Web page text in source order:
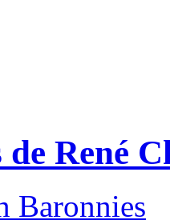
de René
Baronnies